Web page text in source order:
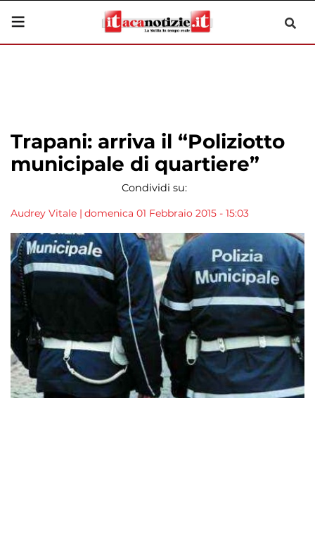
Trapani: arriva il “Poliziotto
municipale di quartiere”
Condividi su:
Audrey Vitale | domenica 01 Febbraio 2015 - 15:03